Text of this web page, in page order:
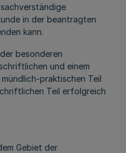
in der beantragten
kann.
besonderen
und einem
praktischen Teil
Teil erfolgreich
Gebiet der